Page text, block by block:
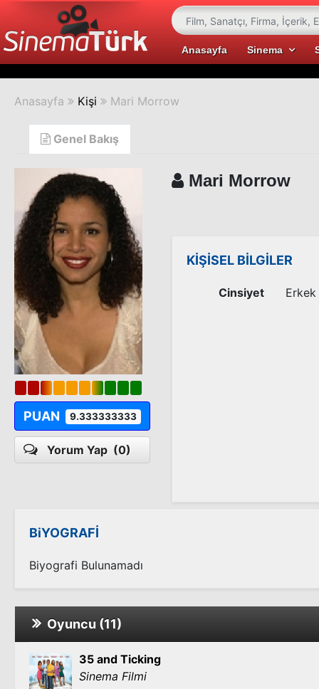
Anasayfa Sinema
Anasayfa Kişi Mari Morrow
Genel Bakış
PUAN 9.333333333
Yorum Yap (0)
Mari Morrow
KİŞİSEL BİLGİLER
Cinsiyet Erkek
BiYOGRAFİ
Biyografi Bulunamadı
Oyuncu (11)
35 and Ticking
Sinema Filmi